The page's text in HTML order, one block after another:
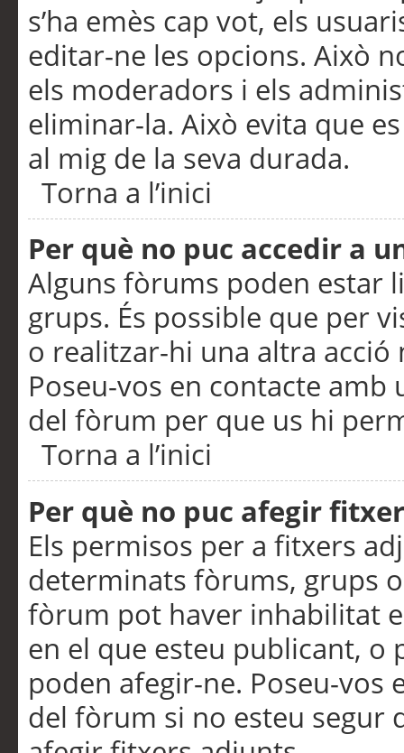
s’ha emès cap vot, els
editar-ne les opcions. Això
els moderadors i els
eliminar-la. Això evita que
al mig de la seva durada.
Torna a l’inici
Per què no puc accedir a
Alguns fòrums poden estar
grups. És possible que per
o realitzar-hi una altra acció
Poseu-vos en contacte
del fòrum per que us hi
Torna a l’inici
Per què no puc afegir
Els permisos per a fitxers
determinats fòrums, grups
fòrum pot haver inhabilitat
en el que esteu publicant,
poden afegir-ne. Poseu-vos
del fòrum si no esteu segur